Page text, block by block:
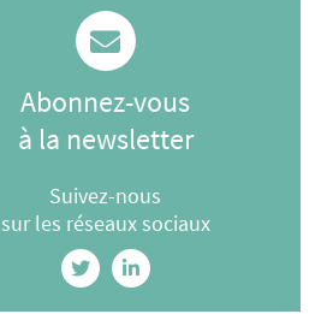
Abonnez-vous
à la newsletter
Suivez-nous
sur les réseaux sociaux